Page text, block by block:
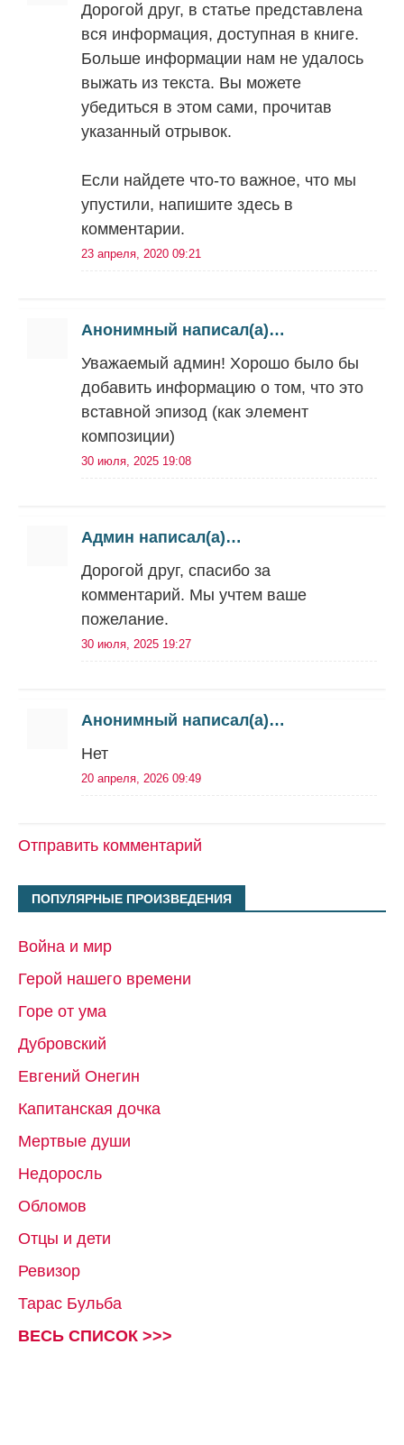
Дорогой друг, в статье представлена
вся информация, доступная в книге.
Больше информации нам не удалось
выжать из текста. Вы можете
убедиться в этом сами, прочитав
указанный отрывок.
Если найдете что-то важное, что мы
упустили, напишите здесь в
комментарии.
23 апреля, 2020 09:21
Анонимный написал(а)…
Уважаемый админ! Хорошо было бы
добавить информацию о том, что это
вставной эпизод (как элемент
композиции)
30 июля, 2025 19:08
Админ написал(а)…
Дорогой друг, спасибо за
комментарий. Мы учтем ваше
пожелание.
30 июля, 2025 19:27
Анонимный написал(а)…
Нет
20 апреля, 2026 09:49
Отправить комментарий
ПОПУЛЯРНЫЕ ПРОИЗВЕДЕНИЯ
Война и мир
Герой нашего времени
Горе от ума
Дубровский
Евгений Онегин
Капитанская дочка
Мертвые души
Недоросль
Обломов
Отцы и дети
Ревизор
Тарас Бульба
ВЕСЬ СПИСОК >>>